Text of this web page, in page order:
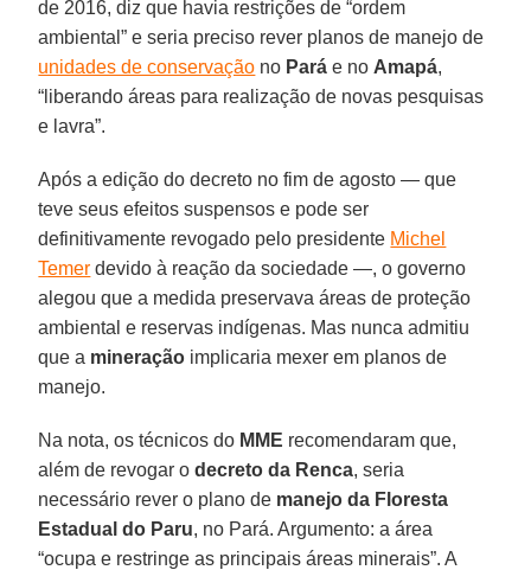
de 2016, diz que havia restrições de “ordem
ambiental” e seria preciso rever planos de manejo de
unidades de conservação no Pará e no Amapá,
“liberando áreas para realização de novas pesquisas
e lavra”.
Após a edição do decreto no fim de agosto — que
teve seus efeitos suspensos e pode ser
definitivamente revogado pelo presidente Michel
Temer devido à reação da sociedade —, o governo
alegou que a medida preservava áreas de proteção
ambiental e reservas indígenas. Mas nunca admitiu
que a mineração implicaria mexer em planos de
manejo.
Na nota, os técnicos do MME recomendaram que,
além de revogar odecreto da Renca, seria
necessário rever o plano de manejo da Floresta
Estadual do Paru, no Pará. Argumento: a área
“ocupa e restringe as principais áreas minerais”. A